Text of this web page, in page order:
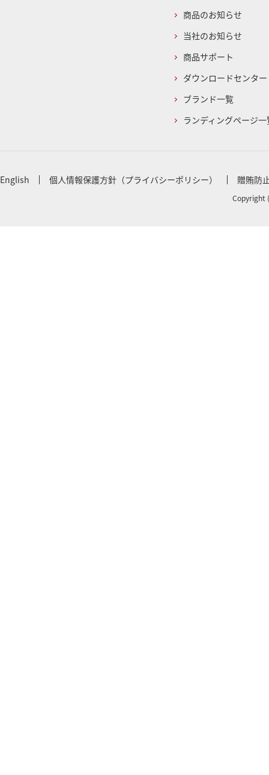
商品のお知らせ
当社のお知らせ
商品サポート
ダウンロードセンター
ブランド一覧
ランディングページ一
English 個人情報保護方針（プライバシーポリシー） 贈賄防
Copyright